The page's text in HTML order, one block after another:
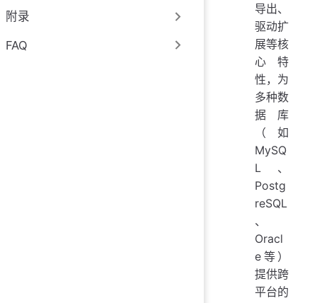
附录
FAQ
导出、
驱动扩
展等核
心特
性，为
多种数
据库
（如
MySQ
L、
Postg
reSQL
、
Oracl
e等）
提供跨
平台的